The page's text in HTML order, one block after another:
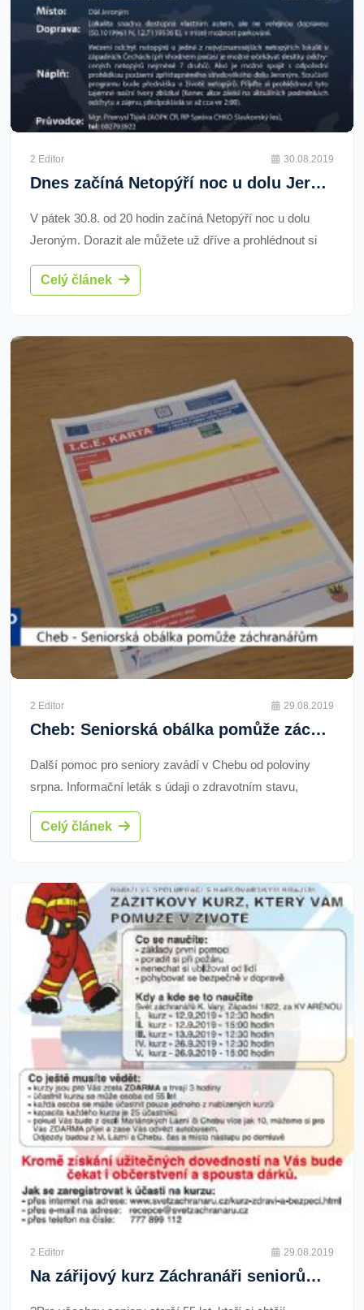
2 Editor 30.08.2019
Dnes začíná Netopýří noc u dolu Jeroným
V pátek 30.8. od 20 hodin začíná Netopýří noc u dolu
Jeroným. Dorazit ale můžete už dříve a prohlédnout si
podzemí unikátního středověkého důlního díla Jeroným.
Celý článek
2 Editor 29.08.2019
Cheb: Seniorská obálka pomůže záchranářům (TV Západ)
Další pomoc pro seniory zavádí v Chebu od poloviny
srpna. Informační leták s údaji o zdravotním stavu,
nemocech, medikaci a kontaktních osobách by měl viset
na viditelném místě v domácnosti, aby pomohl
Celý článek
2 Editor 29.08.2019
Na zářijový kurz Záchranáři seniorům se přihlaste už nyní